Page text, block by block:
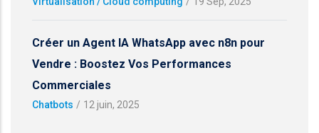
Créer un Agent IA WhatsApp avec n8n pour
Vendre : Boostez Vos Performances
Commerciales
Chatbots / 12 juin, 2025